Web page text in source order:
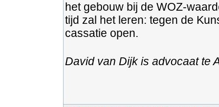
het gebouw bij de WOZ-
tijd zal het leren: tegen de
cassatie open.
David van Dijk is advocaat te